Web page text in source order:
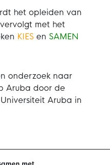
het opleiden van
met het
KIES en SAMEN
onderzoek naar
Aruba door de
Aruba in